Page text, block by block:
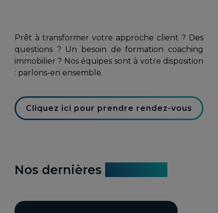
Prêt à transformer votre approche client ? Des
questions ? Un besoin de formation coaching
immobilier ? Nos équipes sont à votre disposition
: parlons-en ensemble.
Cliquez ici pour prendre rendez-vous
Nos dernières